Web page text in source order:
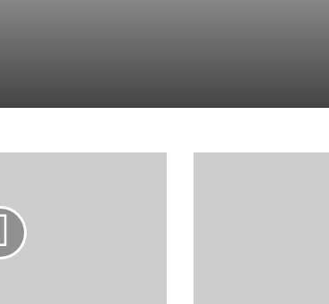
“السردية الوطنية للتنمية الشاملة” وآليات تمويل